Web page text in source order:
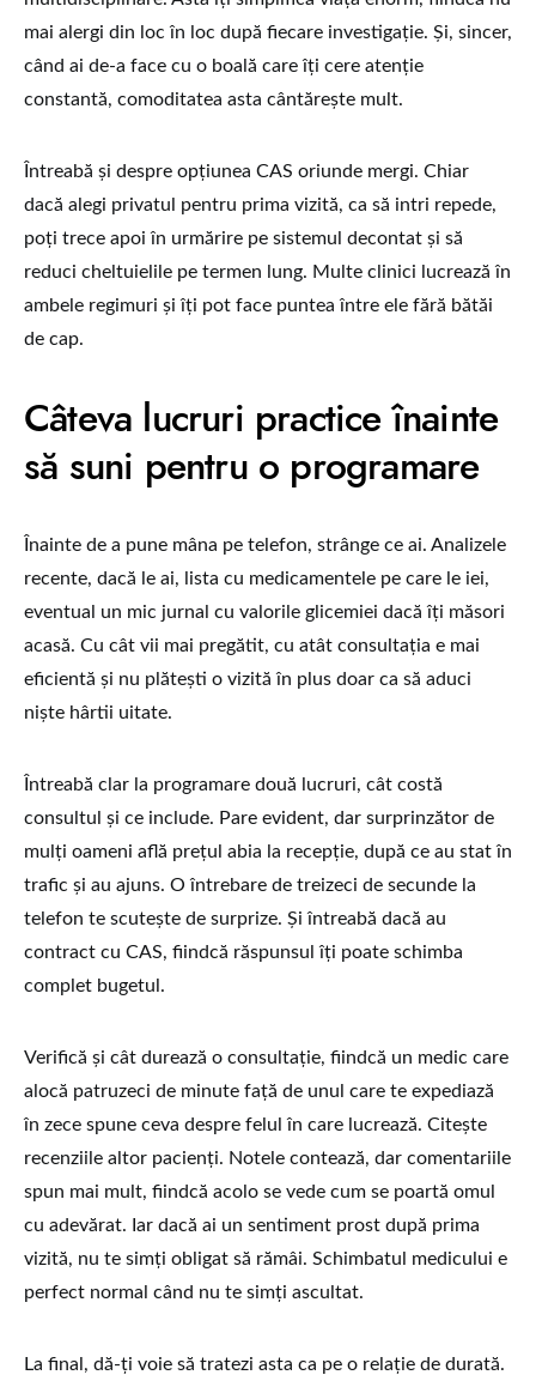
mai alergi din loc în loc după fiecare investigație. Și, sincer,
când ai de-a face cu o boală care îți cere atenție
constantă, comoditatea asta cântărește mult.
Întreabă și despre opțiunea CAS oriunde mergi. Chiar
dacă alegi privatul pentru prima vizită, ca să intri repede,
poți trece apoi în urmărire pe sistemul decontat și să
reduci cheltuielile pe termen lung. Multe clinici lucrează în
ambele regimuri și îți pot face puntea între ele fără bătăi
de cap.
Câteva lucruri practice înainte
să suni pentru o programare
Înainte de a pune mâna pe telefon, strânge ce ai. Analizele
recente, dacă le ai, lista cu medicamentele pe care le iei,
eventual un mic jurnal cu valorile glicemiei dacă îți măsori
acasă. Cu cât vii mai pregătit, cu atât consultația e mai
eficientă și nu plătești o vizită în plus doar ca să aduci
niște hârtii uitate.
Întreabă clar la programare două lucruri, cât costă
consultul și ce include. Pare evident, dar surprinzător de
mulți oameni află prețul abia la recepție, după ce au stat în
trafic și au ajuns. O întrebare de treizeci de secunde la
telefon te scutește de surprize. Și întreabă dacă au
contract cu CAS, fiindcă răspunsul îți poate schimba
complet bugetul.
Verifică și cât durează o consultație, fiindcă un medic care
alocă patruzeci de minute față de unul care te expediază
în zece spune ceva despre felul în care lucrează. Citește
recenziile altor pacienți. Notele contează, dar comentariile
spun mai mult, fiindcă acolo se vede cum se poartă omul
cu adevărat. Iar dacă ai un sentiment prost după prima
vizită, nu te simți obligat să rămâi. Schimbatul medicului e
perfect normal când nu te simți ascultat.
La final, dă-ți voie să tratezi asta ca pe o relație de durată.